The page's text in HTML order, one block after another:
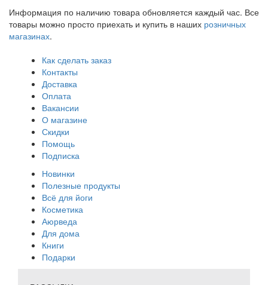
Информация по наличию товара обновляется каждый час. Все
товары можно просто приехать и купить в наших розничных
магазинах.
Как сделать заказ
Контакты
Доставка
Оплата
Вакансии
О магазине
Скидки
Помощь
Подписка
Новинки
Полезные продукты
Всё для йоги
Косметика
Аюрведа
Для дома
Книги
Подарки